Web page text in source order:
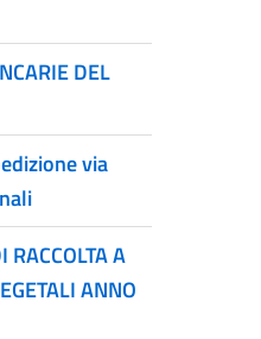
DEL
via
RACCOLTA A
ANNO